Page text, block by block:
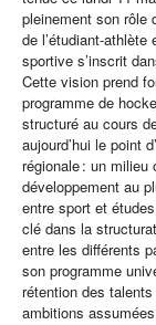
pleinement son rôle
de l’étudiant-athlète
sportive s’inscrit
Cette vision prend
programme de
structuré au cours
aujourd’hui le point
régionale : un
développement au
entre sport et
clé dans la
entre les différents
son programme
rétention des
ambitions assumées